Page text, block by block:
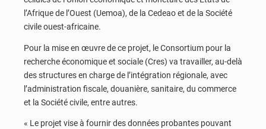
l’Afrique de l’Ouest (Uemoa), de la Cedeao et de la Société
civile ouest-africaine.
Pour la mise en œuvre de ce projet, le Consortium pour la
recherche économique et sociale (Cres) va travailler, au-delà
des structures en charge de l’intégration régionale, avec
l’administration fiscale, douanière, sanitaire, du commerce
et la Société civile, entre autres.
« Le projet vise à fournir des données probantes pouvant